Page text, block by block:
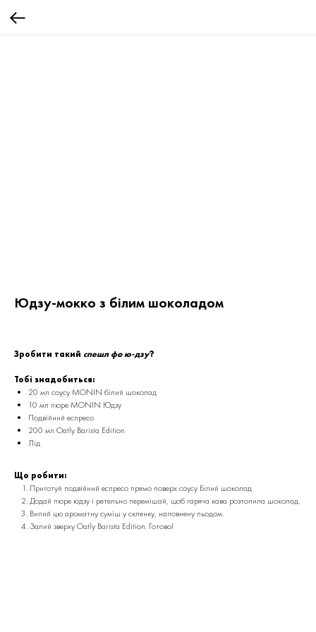
Юдзу-мокко з білим шоколадом
Зробити такий спешл фо ю-дзу?
Тобі знадобиться:
20 мл соусу MONIN білий шоколад
10 мл пюре MONIN Юдзу
Подвійний еспресо
200 мл Oatly Barista Edition
Лід
Що робити:
Приготуй подвійний еспресо прямо поверх соусу Білий шоколад
Додай пюре юдзу і ретельно перемішай, щоб гаряча кава розтопила шоколад.
Вилий цю ароматну суміш у склянку, наповнену льодом.
Залий зверху Oatly Barista Edition. Готово!